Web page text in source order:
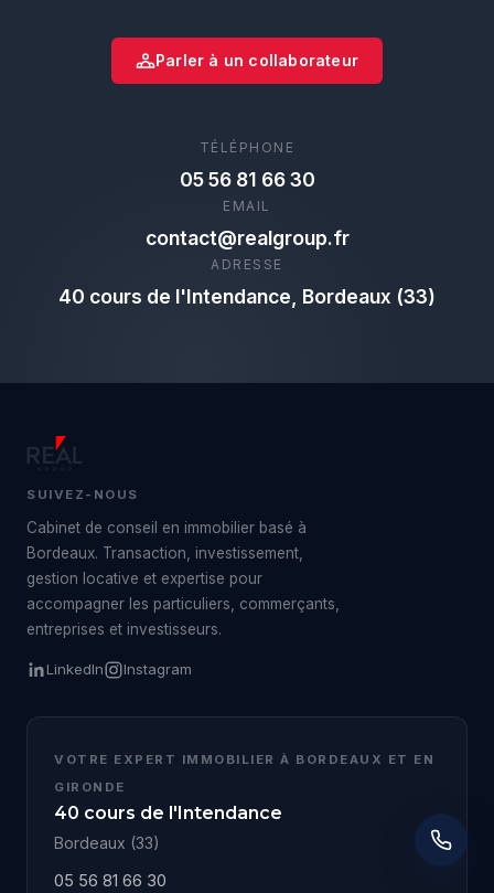
Parler à un collaborateur
TÉLÉPHONE
05 56 81 66 30
EMAIL
contact@realgroup.fr
ADRESSE
40 cours de l'Intendance, Bordeaux (33)
SUIVEZ-NOUS
Cabinet de conseil en immobilier basé à
Bordeaux. Transaction, investissement,
gestion locative et expertise pour
accompagner les particuliers, commerçants,
entreprises et investisseurs.
LinkedIn Instagram
VOTRE EXPERT IMMOBILIER À BORDEAUX ET EN
GIRONDE
40 cours de l'Intendance
Bordeaux (33)
05 56 81 66 30